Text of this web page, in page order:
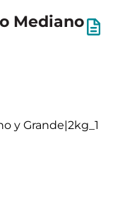
Mediano